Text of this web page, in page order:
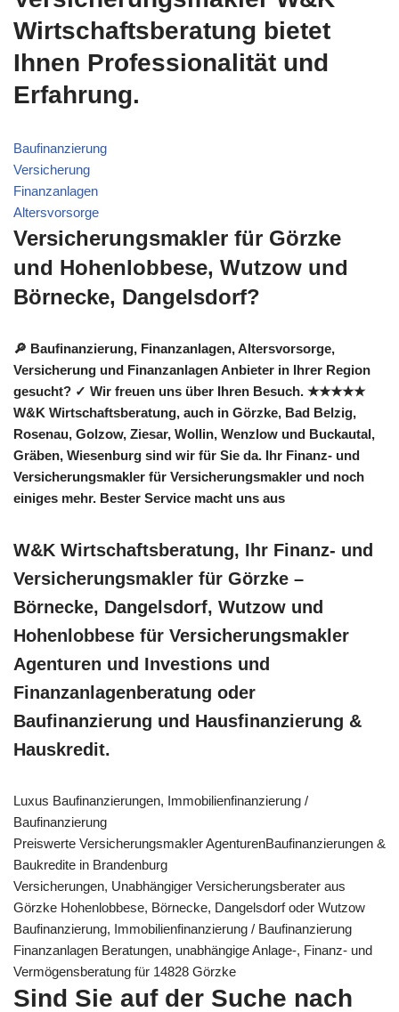
Wirtschaftsberatung bietet
Ihnen Professionalität und
Erfahrung.
Baufinanzierung
Versicherung
Finanzanlagen
Altersvorsorge
Versicherungsmakler für Görzke
und Hohenlobbese, Wutzow und
Börnecke, Dangelsdorf?
🔎 Baufinanzierung, Finanzanlagen, Altersvorsorge,
Versicherung und Finanzanlagen Anbieter in Ihrer Region
gesucht? ✓ Wir freuen uns über Ihren Besuch. ★★★★★
W&K Wirtschaftsberatung, auch in Görzke, Bad Belzig,
Rosenau, Golzow, Ziesar, Wollin, Wenzlow und Buckautal,
Gräben, Wiesenburg sind wir für Sie da. Ihr Finanz- und
Versicherungsmakler für Versicherungsmakler und noch
einiges mehr. Bester Service macht uns aus
W&K Wirtschaftsberatung, Ihr Finanz- und
Versicherungsmakler für Görzke –
Börnecke, Dangelsdorf, Wutzow und
Hohenlobbese für Versicherungsmakler
Agenturen und Investions und
Finanzanlagenberatung oder
Baufinanzierung und Hausfinanzierung &
Hauskredit.
Luxus Baufinanzierungen, Immobilienfinanzierung /
Baufinanzierung
Preiswerte Versicherungsmakler AgenturenBaufinanzierungen &
Baukredite in Brandenburg
Versicherungen, Unabhängiger Versicherungsberater aus
Görzke Hohenlobbese, Börnecke, Dangelsdorf oder Wutzow
Baufinanzierung, Immobilienfinanzierung / Baufinanzierung
Finanzanlagen Beratungen, unabhängige Anlage-, Finanz- und
Vermögensberatung für 14828 Görzke
Sind Sie auf der Suche nach